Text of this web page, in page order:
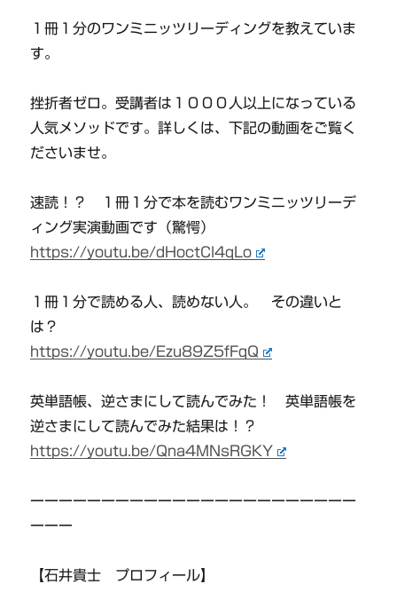
１冊１分のワンミニッツリーディングを教えていま
す。
挫折者ゼロ。受講者は１０００人以上になっている
人気メソッドです。詳しくは、下記の動画をご覧く
ださいませ。
速読！？ １冊１分で本を読むワンミニッツリーデ
ィング実演動画です（驚愕）
https://youtu.be/dHoctCl4qLo
１冊１分で読める人、読めない人。 その違いと
は？
https://youtu.be/Ezu89Z5fFqQ
英単語帳、逆さまにして読んでみた！ 英単語帳を
逆さまにして読んでみた結果は！？
https://youtu.be/Qna4MNsRGKY
ーーーーーーーーーーーーーーーーーーーーーーー
ーーー
【石井貴士 プロフィール】